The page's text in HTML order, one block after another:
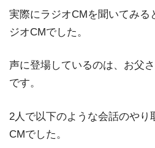
実際にラジオCMを聞いてみる
ジオCMでした。
声に登場しているのは、お父
です。
2人で以下のような会話のやり
CMでした。